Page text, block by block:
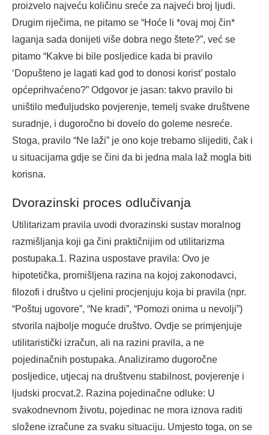
proizvelo najveću količinu sreće za najveći broj ljudi.
Drugim riječima, ne pitamo se “Hoće li *ovaj moj čin*
laganja sada donijeti više dobra nego štete?”, već se
pitamo “Kakve bi bile posljedice kada bi pravilo
‘Dopušteno je lagati kad god to donosi korist’ postalo
općeprihvaćeno?” Odgovor je jasan: takvo pravilo bi
uništilo međuljudsko povjerenje, temelj svake društvene
suradnje, i dugoročno bi dovelo do goleme nesreće.
Stoga, pravilo “Ne laži” je ono koje trebamo slijediti, čak i
u situacijama gdje se čini da bi jedna mala laž mogla biti
korisna.
Dvorazinski proces odlučivanja
Utilitarizam pravila uvodi dvorazinski sustav moralnog
razmišljanja koji ga čini praktičnijim od utilitarizma
postupaka.1. Razina uspostave pravila: Ovo je
hipotetička, promišljena razina na kojoj zakonodavci,
filozofi i društvo u cjelini procjenjuju koja bi pravila (npr.
“Poštuj ugovore”, “Ne kradi”, “Pomozi onima u nevolji”)
stvorila najbolje moguće društvo. Ovdje se primjenjuje
utilitaristički izračun, ali na razini pravila, a ne
pojedinačnih postupaka. Analiziramo dugoročne
posljedice, utjecaj na društvenu stabilnost, povjerenje i
ljudski procvat.2. Razina pojedinačne odluke: U
svakodnevnom životu, pojedinac ne mora iznova raditi
složene izračune za svaku situaciju. Umjesto toga, on se